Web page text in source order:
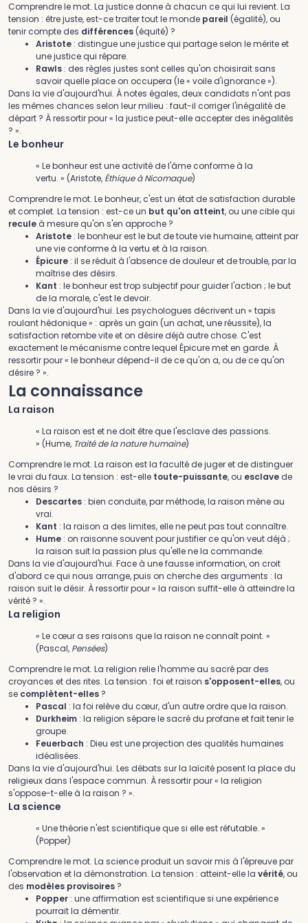
Comprendre le mot. La justice donne à chacun ce qui lui revient. La
tension : être juste, est-ce traiter tout le monde pareil (égalité), ou
tenir compte des différences (équité) ?
Aristote : distingue une justice qui partage selon le mérite et
une justice qui répare.
Rawls : des règles justes sont celles qu'on choisirait sans
savoir quelle place on occupera (le « voile d'ignorance »).
Dans la vie d'aujourd'hui. À notes égales, deux candidats n'ont pas
les mêmes chances selon leur milieu : faut-il corriger l'inégalité de
départ ? À ressortir pour « la justice peut-elle accepter des inégalités
? ».
Le bonheur
« Le bonheur est une activité de l'âme conforme à la
vertu. » (Aristote, Éthique à Nicomaque)
Comprendre le mot. Le bonheur, c'est un état de satisfaction durable
et complet. La tension : est-ce un but qu'on atteint, ou une cible qui
reculeà mesure qu'on s'en approche ?
Aristote : le bonheur est le but de toute vie humaine, atteint par
une vie conforme à la vertu et à la raison.
Épicure : il se réduit à l'absence de douleur et de trouble, par la
maîtrise des désirs.
Kant : le bonheur est trop subjectif pour guider l'action ; le but
de la morale, c'est le devoir.
Dans la vie d'aujourd'hui. Les psychologues décrivent un « tapis
roulant hédonique » : après un gain (un achat, une réussite), la
satisfaction retombe vite et on désire déjà autre chose. C'est
exactement le mécanisme contre lequel Épicure met en garde. À
ressortir pour « le bonheur dépend-il de ce qu'on a, ou de ce qu'on
désire ? ».
La connaissance
La raison
« La raison est et ne doit être que l'esclave des passions.
» (Hume, Traité de la nature humaine)
Comprendre le mot. La raison est la faculté de juger et de distinguer
le vrai du faux. La tension : est-elle toute-puissante, ou esclavede
nos désirs ?
Descartes : bien conduite, par méthode, la raison mène au
vrai.
Kant : la raison a des limites, elle ne peut pas tout connaître.
Hume : on raisonne souvent pour justifier ce qu'on veut déjà ;
la raison suit la passion plus qu'elle ne la commande.
Dans la vie d'aujourd'hui. Face à une fausse information, on croit
d'abord ce qui nous arrange, puis on cherche des arguments : la
raison suit le désir. À ressortir pour « la raison suffit-elle à atteindre la
vérité ? ».
La religion
« Le cœur a ses raisons que la raison ne connaît point. »
(Pascal, Pensées)
Comprendre le mot. La religion relie l'homme au sacré par des
croyances et des rites. La tension : foi et raison s'opposent-elles, ou
se complètent-elles ?
Pascal : la foi relève du cœur, d'un autre ordre que la raison.
Durkheim : la religion sépare le sacré du profane et fait tenir le
groupe.
Feuerbach : Dieu est une projection des qualités humaines
idéalisées.
Dans la vie d'aujourd'hui. Les débats sur la laïcité posent la place du
religieux dans l'espace commun. À ressortir pour « la religion
s'oppose-t-elle à la raison ? ».
La science
« Une théorie n'est scientifique que si elle est réfutable. »
(Popper)
Comprendre le mot. La science produit un savoir mis à l'épreuve par
l'observation et la démonstration. La tension : atteint-elle la vérité, ou
des modèles provisoires ?
Popper : une affirmation est scientifique si une expérience
pourrait la démentir.